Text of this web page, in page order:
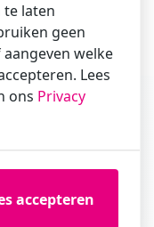
je
te laten
geen
welke
Lees
ons Privacy
accepteren